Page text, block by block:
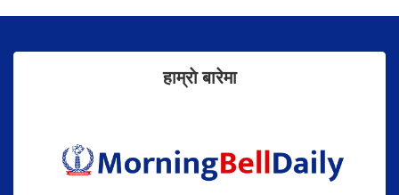
हाम्राे बारेमा